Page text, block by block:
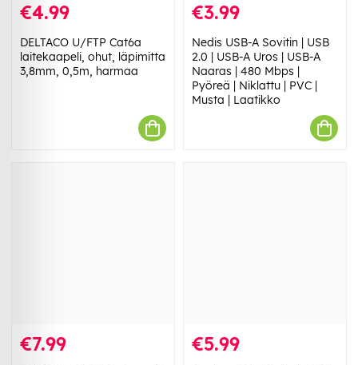
€4.99
DELTACO U/FTP Cat6a
laitekaapeli, ohut, läpimitta
3,8mm, 0,5m, harmaa
€3.99
Nedis USB-A Sovitin | USB
2.0 | USB-A Uros | USB-A
Naaras | 480 Mbps |
Pyöreä | Niklattu | PVC |
Musta | Laatikko
€7.99 €5.99